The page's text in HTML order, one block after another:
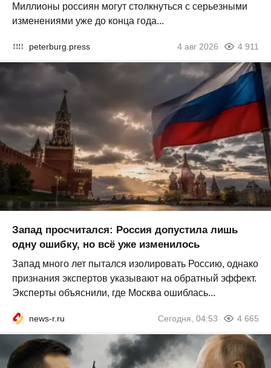
Миллионы россиян могут столкнуться с серьезными
изменениями уже до конца года...
peterburg.press 4 авг 2026 4 911
Запад просчитался: Россия допустила лишь
одну ошибку, но всё уже изменилось
Запад много лет пытался изолировать Россию, однако
признания экспертов указывают на обратный эффект.
Эксперты объяснили, где Москва ошиблась...
news-r.ru Сегодня, 04:53 4 665